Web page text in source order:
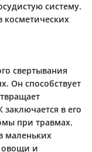
систему.
косметических
свертывания
Он способствует
в его
при травмах.
маленьких
овощи и